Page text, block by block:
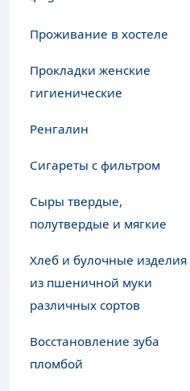
Проживание в хостеле
Прокладки женские
гигиенические
Ренгалин
Сигареты с фильтром
Сыры твердые,
полутвердые и мягкие
Хлеб и булочные изделия
из пшеничной муки
различных сортов
Восстановление зуба
пломбой